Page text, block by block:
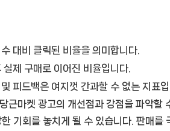
대비 클릭된 비율을 의미합니다.
실제 구매로 이어진 비율입니다.
피드백은 여지껏 간과할 수 없는 지표입
근마켓 광고의 개선점과 강점을 파악할
기회를 놓치게 될 수 있습니다. 판매를